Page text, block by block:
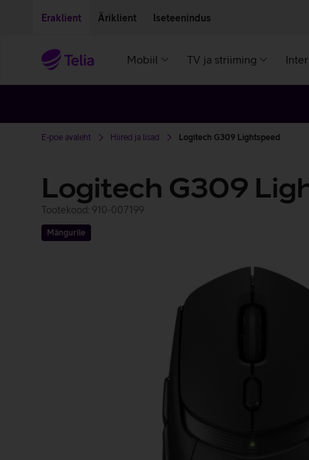
Eraklient Äriklient Iseteenindus
Mobiil TV ja striiming
E-poe avaleht Hiired ja lisad Logitech G309 Lightspeed
Logitech G309
Tootekood: 910-007199
Mängurile